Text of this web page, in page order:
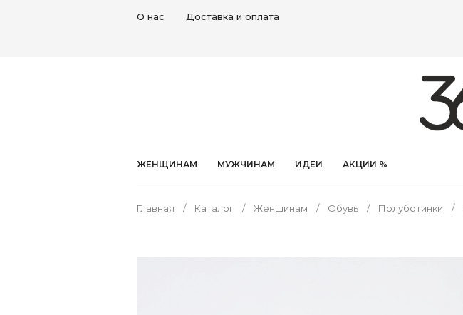
О нас Доставка и оплата
ЖЕНЩИНАМ МУЖЧИНАМ ИДЕИ АКЦИИ %
Главная Каталог Женщинам Обувь Полуботинки